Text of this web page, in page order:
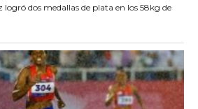
dos medallas de plata en los 58kg de